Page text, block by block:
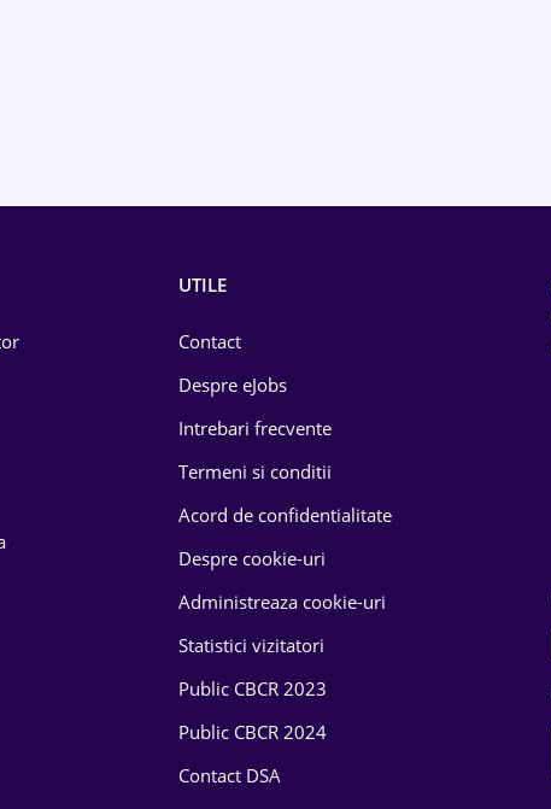
UTILE
Contact
Despre eJobs
Intrebari frecvente
Termeni si conditii
Acord de confidentialitate
Despre cookie-uri
Administreaza cookie-uri
Statistici vizitatori
Public CBCR 2023
Public CBCR 2024
Contact DSA